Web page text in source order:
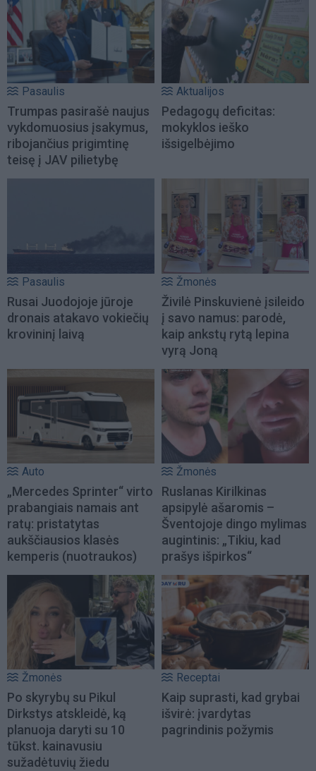
Pasaulis
Trumpas pasirašė naujus
vykdomuosius įsakymus,
ribojančius prigimtinę
teisę į JAV pilietybę
Aktualijos
Pedagogų deficitas:
mokyklos ieško
išsigelbėjimo
Pasaulis
Rusai Juodojoje jūroje
dronais atakavo vokiečių
krovininį laivą
Žmonės
Živilė Pinskuvienė įsileido
į savo namus: parodė,
kaip ankstų rytą lepina
vyrą Joną
Auto
„Mercedes Sprinter“ virto
prabangiais namais ant
ratų: pristatytas
aukščiausios klasės
kemperis (nuotraukos)
Žmonės
Ruslanas Kirilkinas
apsipylė ašaromis –
Šventojoje dingo mylimas
augintinis: „Tikiu, kad
prašys išpirkos“
Žmonės
Po skyrybų su Pikul
Dirkstys atskleidė, ką
planuoja daryti su 10
tūkst. kainavusiu
sužadėtuvių žiedu
Receptai
Kaip suprasti, kad grybai
išvirė: įvardytas
pagrindinis požymis